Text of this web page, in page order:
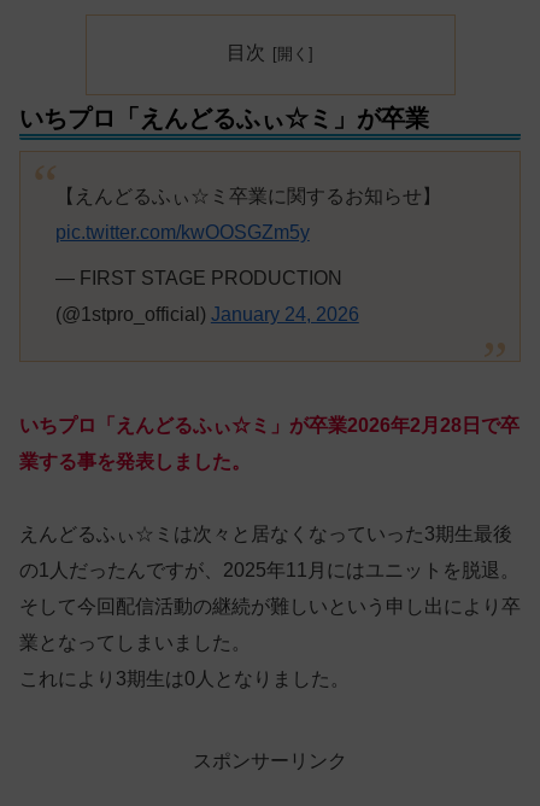
目次
いちプロ「えんどるふぃ☆ミ」が卒業
【えんどるふぃ☆ミ卒業に関するお知らせ】
pic.twitter.com/kwOOSGZm5y
— FIRST STAGE PRODUCTION
(@1stpro_official) January 24, 2026
いちプロ「えんどるふぃ☆ミ」が卒業2026年2月28日で卒
業する事を発表しました。
えんどるふぃ☆ミは次々と居なくなっていった3期生最後
の1人だったんですが、2025年11月にはユニットを脱退。
そして今回配信活動の継続が難しいという申し出により卒
業となってしまいました。
これにより3期生は0人となりました。
スポンサーリンク